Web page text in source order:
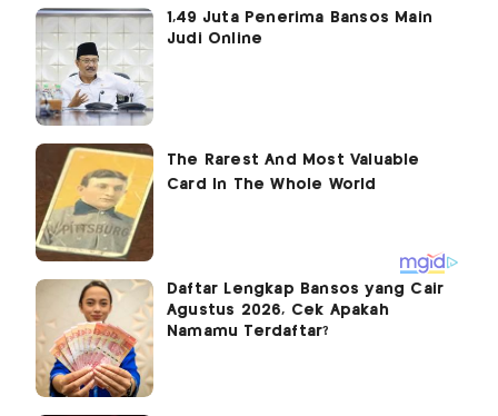
1,49 Juta Penerima Bansos Main
Judi Online
Daftar Lengkap Bansos yang Cair
Agustus 2026, Cek Apakah
Namamu Terdaftar?